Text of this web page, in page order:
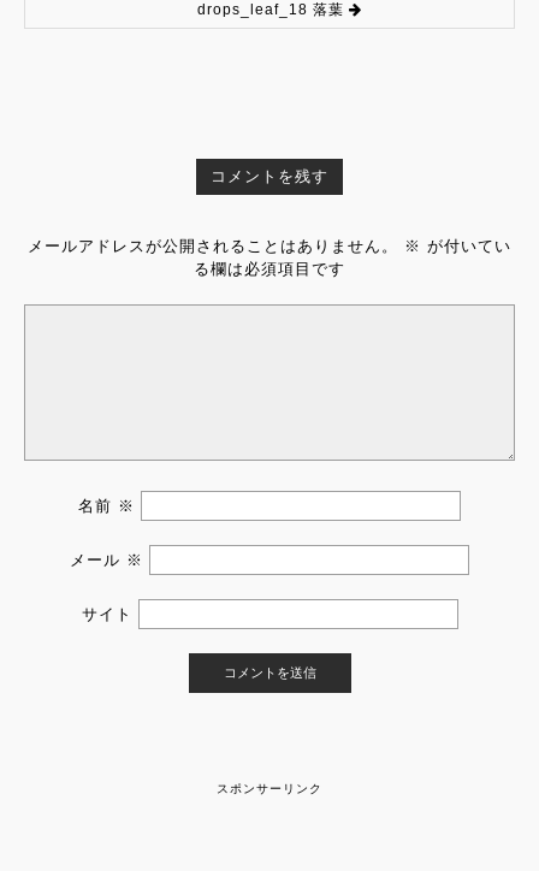
drops_leaf_18 落葉
コメントを残す
メールアドレスが公開されることはありません。 ※ が付いてい
る欄は必須項目です
名前 ※
メール ※
サイト